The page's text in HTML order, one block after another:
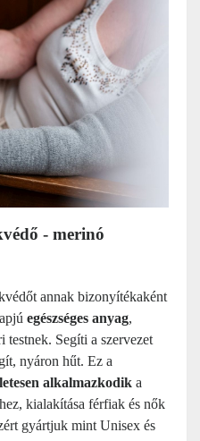
- merinó
annak bizonyítékaként
egészséges anyag,
testnek. Segíti a szervezet
nyáron hűt. Ez a
alkalmazkodik a
kialakítása férfiak és nők
gyártjuk mint Unisex és